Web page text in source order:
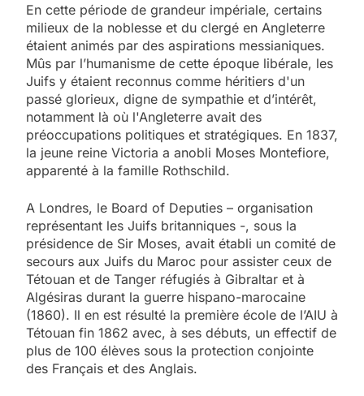
En cette période de grandeur impériale, certains
milieux de la noblesse et du clergé en Angleterre
étaient animés par des aspirations messianiques.
Mûs par l’humanisme de cette époque libérale, les
Juifs y étaient reconnus comme héritiers d'un
passé glorieux, digne de sympathie et d’intérêt,
notamment là où l'Angleterre avait des
préoccupations politiques et stratégiques. En 1837,
la jeune reine Victoria a anobli Moses Montefiore,
apparenté à la famille Rothschild.
A Londres, le Board of Deputies – organisation
représentant les Juifs britanniques -, sous la
présidence de Sir Moses, avait établi un comité de
secours aux Juifs du Maroc pour assister ceux de
Tétouan et de Tanger réfugiés à Gibraltar et à
Algésiras durant la guerre hispano-marocaine
(1860). Il en est résulté la première école de l’AIU à
Tétouan fin 1862 avec, à ses débuts, un effectif de
plus de 100 élèves sous la protection conjointe
des Français et des Anglais.